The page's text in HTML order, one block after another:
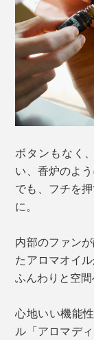
ボタンもなく
い、香炉のよ
でも、フチを
に。
内部のファン
たアロマオイ
ふんわりと空間
心地いい機能
ル「アロマデ